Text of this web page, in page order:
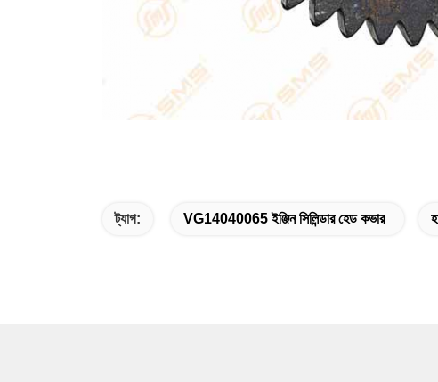
ট্যাগ: VG14040065 ইঞ্জিন সিলিন্ডার হেড কভার